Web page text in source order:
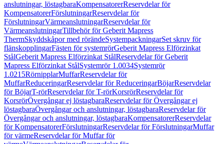
anslutningar, löstagbaraKompensatorerReservdelar för
KompensatorerFörslutningarReservdelar för
FörslutningarVärmeanslutningarReservdelar för
VärmeanslutningarTillbehör för Geberit Mapress
ThermSkyddskåpor med rörändeSystempackningarSet skruv för
flänskopplingarFästen för systemrörGeberit Mapress Elförzinkat
StålGeberit Mapress Elförzinkat StålReservdelar för Geberit
Mapress Elförzinkat StålSystemrör 1.0034Systemrör
1.0215RörnipplarMuffarReservdelar för
MuffarReduceringarReservdelar för ReduceringarBöjarReservdelar
för BöjarT-rörReservdelar för T-rörKorsrörReservdelar för
KorsrörÖvergångar ej löstagbaraReservdelar för Övergångar ej
löstagbaraÖvergångar och anslutningar, löstagbaraReservdelar för
Övergångar och anslutningar, löstagbaraKompensatorerReservdelar
för KompensatorerFörslutningarReservdelar för FörslutningarMuffar
för värmeReservdelar för Muffar för